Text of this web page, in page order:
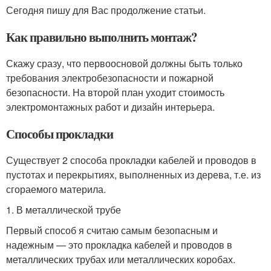
Сегодня пишу для Вас продолжение статьи.
Как правильно выполнить монтаж?
Скажу сразу, что первоосновой должны быть только
требования электробезопасности и пожарной
безопасности. На второй план уходит стоимость
электромонтажных работ и дизайн интерьера.
Способы прокладки
Существует 2 способа прокладки кабелей и проводов в
пустотах и перекрытиях, выполненных из дерева, т.е. из
сгораемого материла.
1. В металлической трубе
Первый способ я считаю самым безопасным и
надежным — это прокладка кабелей и проводов в
металлических трубах или металлических коробах.